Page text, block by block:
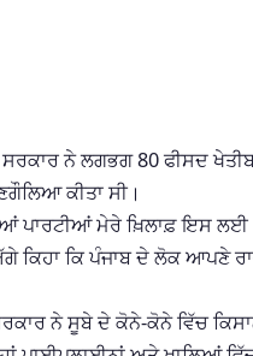
ਨੇ ਲਗਭਗ 80 ਫੀਸਦ
ਕੀਤਾ ਸੀ।
ਪਾਰਟੀਆਂ ਮੇਰੇ ਖ਼ਿਲਾਫ਼ ਇਸ ਲਈ
ਕਿਹਾ ਕਿ ਪੰਜਾਬ ਦੇ ਲੋਕ ਆਪਣੇ
ਨੇ ਸੂਬੇ ਦੇ ਕੋਨੇ-ਕੋਨੇ ਵਿੱਚ